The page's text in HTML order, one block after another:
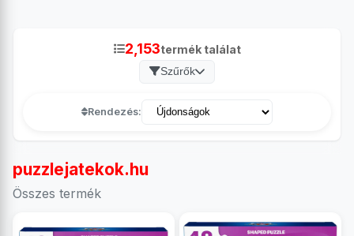
2,153termék találat
Szűrők
Rendezés:
puzzlejatekok.hu
Összes termék